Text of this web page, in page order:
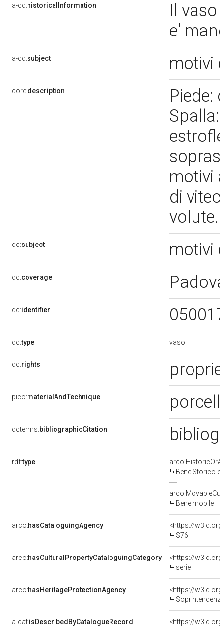
a-cd:historicalInformation
Il
e'
a-cd:subject motivi
core:description
motivi
di
dc:subject motivi
dc:coverage
dc:identifier
dc:type vaso
dc:rights
pico:materialAndTechnique
dcterms:bibliographicCitation
rdf:type
Bene Storico
Bene mobile
arco:hasCataloguingAgency
<https://
S76
arco:hasCulturalPropertyCataloguingCategory
<https://
serie
arco:hasHeritageProtectionAgency
<https://
a-cat:isDescribedByCatalogueRecord
<https://